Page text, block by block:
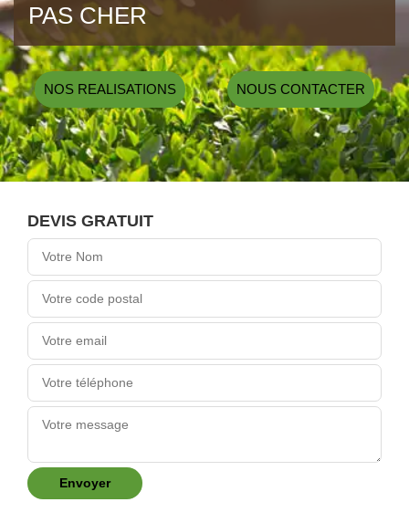
PAS CHER
NOS REALISATIONS NOUS CONTACTER
DEVIS GRATUIT